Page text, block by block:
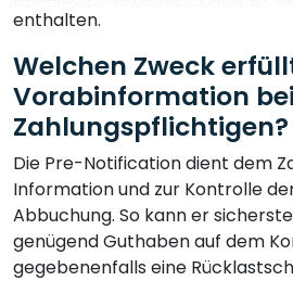
enthalten.
Welchen Zweck
Vorabinformation
Zahlungspflichtigen?
Die Pre-Notification dient dem
Information und zur Kontrolle
Abbuchung. So kann er
genügend Guthaben auf dem
gegebenenfalls eine